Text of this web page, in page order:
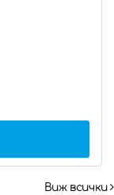
Виж всички